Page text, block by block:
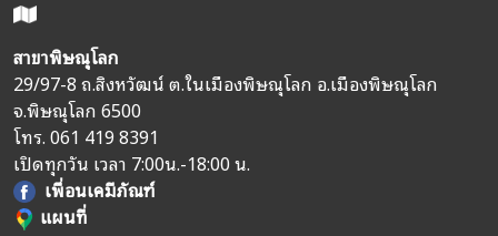
สาขาพิษณุโลก
29/97-8 ถ.สิงหวัฒน์ ต.ในเมืองพิษณุโลก อ.เมืองพิษณุโลก
จ.พิษณุโลก 6500
โทร.061 419 8391
เปิดทุกวัน เวลา 7:00น.-18:00 น.
เพื่อนเคมีภัณฑ์
แผนที่